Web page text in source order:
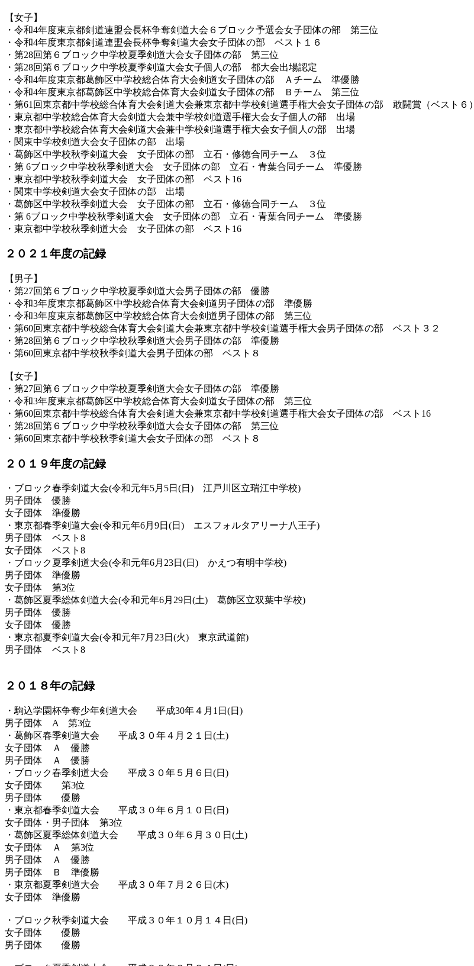
【女子】
・令和4年度東京都剣道連盟会長杯争奪剣道大会６ブロック予選会女子団体の部 第三位
・令和4年度東京都剣道連盟会長杯争奪剣道大会女子団体の部 ベスト１６
・第28回第６ブロック中学校夏季剣道大会女子団体の部 第三位
・第28回第６ブロック中学校夏季剣道大会女子個人の部 都大会出場認定
・令和4年度東京都葛飾区中学校総合体育大会剣道女子団体の部 Ａチーム 準優勝
・令和4年度東京都葛飾区中学校総合体育大会剣道女子団体の部 Ｂチーム 第三位
・第61回東京都中学校総合体育大会剣道大会兼東京都中学校剣道選手権大会女子団体の部 敢闘賞（ベスト６）
・東京都中学校総合体育大会剣道大会兼中学校剣道選手権大会女子個人の部 出場
・東京都中学校総合体育大会剣道大会兼中学校剣道選手権大会女子個人の部 出場
・関東中学校剣道大会女子団体の部 出場
・葛飾区中学校秋季剣道大会 女子団体の部 立石・修徳合同チーム ３位
・第 6ブロック中学校秋季剣道大会 女子団体の部 立石・青葉合同チーム 準優勝
・東京都中学校秋季剣道大会 女子団体の部 ベスト16
・関東中学校剣道大会女子団体の部 出場
・葛飾区中学校秋季剣道大会 女子団体の部 立石・修徳合同チーム ３位
・第 6ブロック中学校秋季剣道大会 女子団体の部 立石・青葉合同チーム 準優勝
・東京都中学校秋季剣道大会 女子団体の部 ベスト16
２０２１年度の記録
【男子】
・第27回第６ブロック中学校夏季剣道大会男子団体の部 優勝
・令和3年度東京都葛飾区中学校総合体育大会剣道男子団体の部 準優勝
・令和3年度東京都葛飾区中学校総合体育大会剣道男子団体の部 第三位
・第60回東京都中学校総合体育大会剣道大会兼東京都中学校剣道選手権大会男子団体の部 ベスト３２
・第28回第６ブロック中学校秋季剣道大会男子団体の部 準優勝
・第60回東京都中学校秋季剣道大会男子団体の部 ベスト８
【女子】
・第27回第６ブロック中学校夏季剣道大会女子団体の部 準優勝
・令和3年度東京都葛飾区中学校総合体育大会剣道女子団体の部 第三位
・第60回東京都中学校総合体育大会剣道大会兼東京都中学校剣道選手権大会女子団体の部 ベスト16
・第28回第６ブロック中学校秋季剣道大会女子団体の部 第三位
・第60回東京都中学校秋季剣道大会女子団体の部 ベスト８
２０１９年度の記録
・ブロック春季剣道大会(令和元年5月5日(日) 江戸川区立瑞江中学校)
男子団体 優勝
女子団体 準優勝
・東京都春季剣道大会(令和元年6月9日(日) エスフォルタアリーナ八王子)
男子団体 ベスト8
女子団体 ベスト8
・ブロック夏季剣道大会(令和元年6月23日(日) かえつ有明中学校)
男子団体 準優勝
女子団体 第3位
・葛飾区夏季総体剣道大会(令和元年6月29日(土) 葛飾区立双葉中学校)
男子団体 優勝
女子団体 優勝
・東京都夏季剣道大会(令和元年7月23日(火) 東京武道館)
男子団体 ベスト8
２０１８年の記録
・駒込学園杯争奪少年剣道大会 平成30年４月1日(日)
男子団体 A 第3位
・葛飾区春季剣道大会 平成３０年４月２１日(土)
女子団体 Ａ 優勝
男子団体 Ａ 優勝
・ブロック春季剣道大会 平成３０年５月６日(日)
女子団体 第3位
男子団体 優勝
・東京都春季剣道大会 平成３０年６月１０日(日)
女子団体・男子団体 第3位
・葛飾区夏季総体剣道大会 平成３０年６月３０日(土)
女子団体 Ａ 第3位
男子団体 Ａ 優勝
男子団体 Ｂ 準優勝
・東京都夏季剣道大会 平成３０年７月２６日(木)
女子団体 準優勝
・ブロック秋季剣道大会 平成３０年１０月１４日(日)
女子団体 優勝
男子団体 優勝